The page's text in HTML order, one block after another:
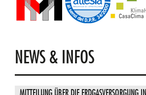
NEWS & INFOS